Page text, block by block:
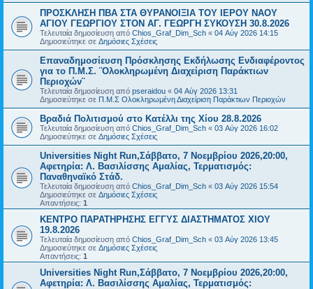
ΠΡΟΣΚΛΗΣΗ ΠΒΑ ΣΤΑ ΘΥΡΑΝΟΙΞΙΑ ΤΟΥ ΙΕΡΟΥ ΝΑΟΥ
ΑΓΙΟΥ ΓΕΩΡΓΙΟΥ ΣΤΟΝ ΑΓ. ΓΕΩΡΓΗ ΣΥΚΟΥΣΗ 30.8.2026
Τελευταία δημοσίευση από Chios_Graf_Dim_Sch « 04 Αύγ 2026 14:15
Δημοσιεύτηκε σε Δημόσιες Σχέσεις
Επαναδημοσίευση Πρόσκλησης Εκδήλωσης Ενδιαφέροντος
για το Π.Μ.Σ. ¨Ολοκληρωμένη Διαχείριση Παράκτιων
Περιοχών¨
Τελευταία δημοσίευση από pseraidou « 04 Αύγ 2026 13:31
Δημοσιεύτηκε σε Π.Μ.Σ Ολοκληρωμένη Διαχείριση Παράκτιων Περιοχών
Βραδιά Πολιτισμού στο Κατέλλι της Χίου 28.8.2026
Τελευταία δημοσίευση από Chios_Graf_Dim_Sch « 03 Αύγ 2026 16:02
Δημοσιεύτηκε σε Δημόσιες Σχέσεις
Universities Night Run,Σάββατο, 7 Νοεμβρίου 2026,20:00,
Αφετηρία: Λ. Βασιλίσσης Αμαλίας, Τερματισμός:
Παναθηναϊκό Στάδ.
Τελευταία δημοσίευση από Chios_Graf_Dim_Sch « 03 Αύγ 2026 15:54
Δημοσιεύτηκε σε Δημόσιες Σχέσεις
Απαντήσεις: 1
ΚΕΝΤΡΟ ΠΑΡΑΤΗΡΗΣΗΣ ΕΓΓΥΣ ΔΙΑΣΤΗΜΑΤΟΣ ΧΙΟΥ
19.8.2026
Τελευταία δημοσίευση από Chios_Graf_Dim_Sch « 03 Αύγ 2026 13:45
Δημοσιεύτηκε σε Δημόσιες Σχέσεις
Απαντήσεις: 1
Universities Night Run,Σάββατο, 7 Νοεμβρίου 2026,20:00,
Αφετηρία: Λ. Βασιλίσσης Αμαλίας, Τερματισμός: